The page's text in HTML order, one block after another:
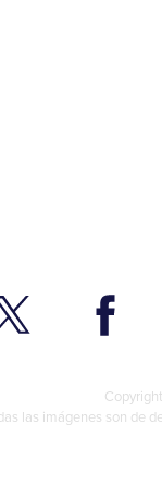
Copyright
las imágenes son de